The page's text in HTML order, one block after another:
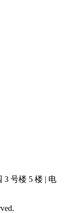
3 号楼 5 楼 | 电